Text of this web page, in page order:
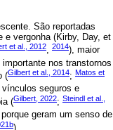
São reportadas
e vergonha (Kirby, Day, et
et al., 2012, 2014), maior
nos transtornos
(Gilbert et al., 2014; Matos et
seguros e
(Gilbert, 2022; Steindl et al.,
geram um senso de
).